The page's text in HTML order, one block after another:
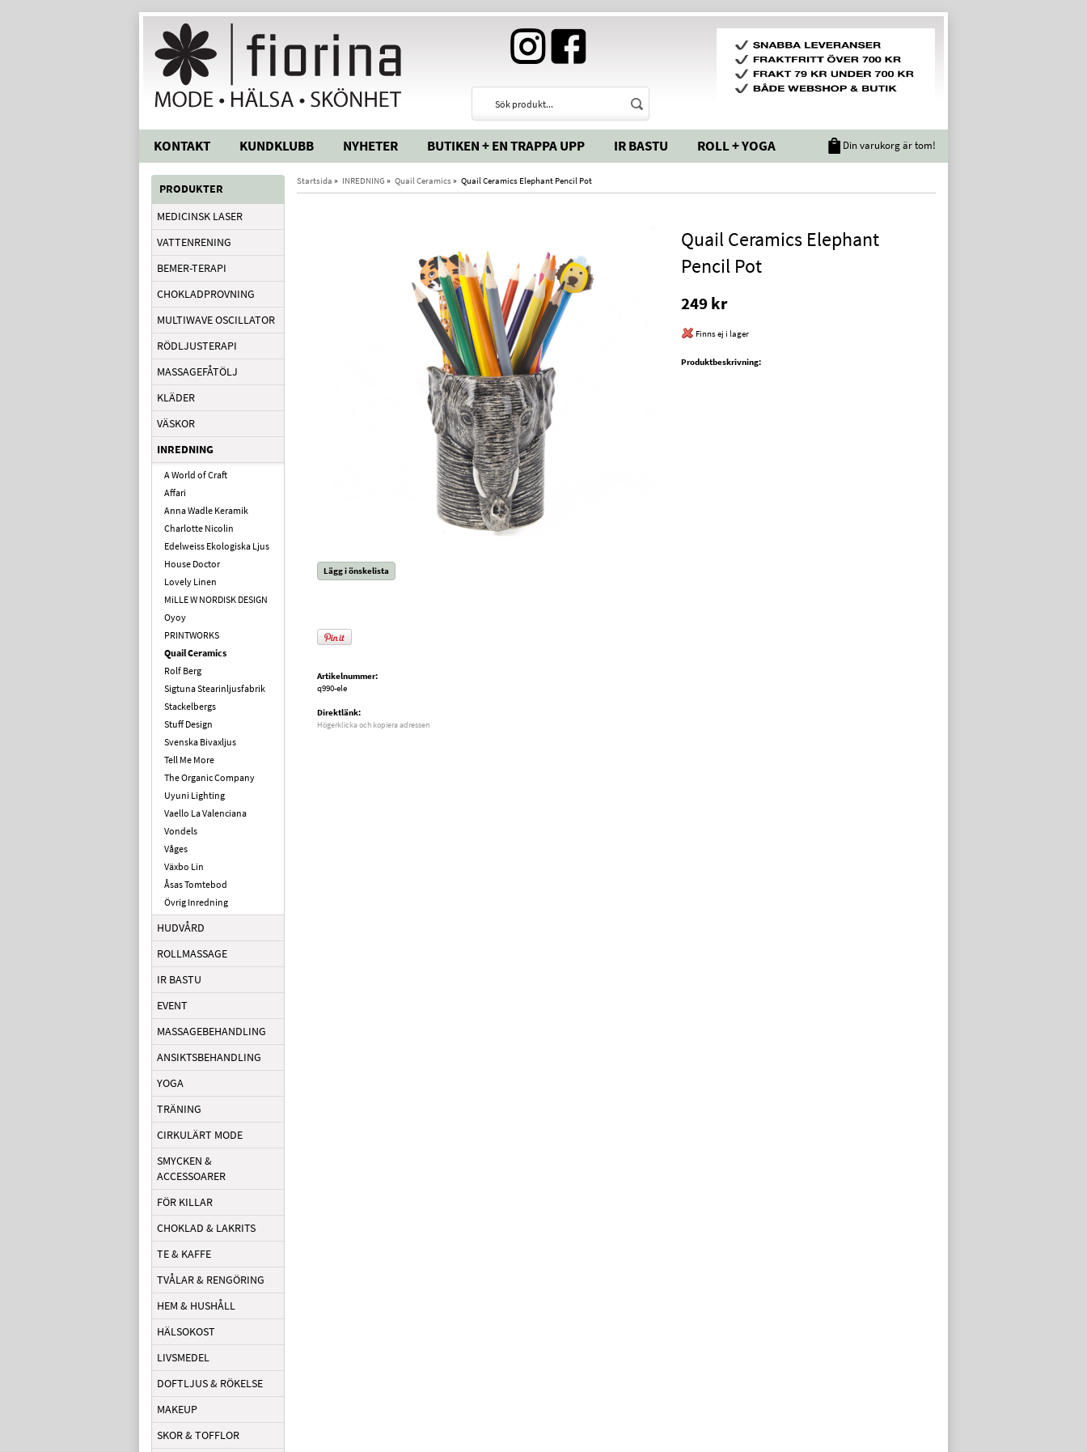
KONTAKT KUNDKLUBB NYHETER BUTIKEN + EN TRAPPA UPP IR BASTU ROLL + YOGA Din varukorg är tom!
PRODUKTER
MEDICINSK LASER
VATTENRENING
BEMER-TERAPI
CHOKLADPROVNING
MULTIWAVE OSCILLATOR
RÖDLJUSTERAPI
MASSAGEFÅTÖLJ
KLÄDER
VÄSKOR
INREDNING
A World of Craft
Affari
Anna Wadle Keramik
Charlotte Nicolin
Edelweiss Ekologiska Ljus
House Doctor
Lovely Linen
MiLLE W NORDISK DESIGN
Oyoy
PRINTWORKS
Quail Ceramics
Rolf Berg
Sigtuna Stearinljusfabrik
Stackelbergs
Stuff Design
Svenska Bivaxljus
Tell Me More
The Organic Company
Uyuni Lighting
Vaello La Valenciana
Vondels
Våges
Växbo Lin
Åsas Tomtebod
Övrig Inredning
HUDVÅRD
ROLLMASSAGE
IR BASTU
EVENT
MASSAGEBEHANDLING
ANSIKTSBEHANDLING
YOGA
TRÄNING
CIRKULÄRT MODE
SMYCKEN &
ACCESSOARER
FÖR KILLAR
CHOKLAD & LAKRITS
TE & KAFFE
TVÅLAR & RENGÖRING
HEM & HUSHÅLL
HÄLSOKOST
LIVSMEDEL
DOFTLJUS & RÖKELSE
MAKEUP
SKOR & TOFFLOR
Startsida » INREDNING » Quail Ceramics» Quail Ceramics Elephant Pencil Pot
Lägg i önskelista
Artikelnummer:
q990-ele
Direktlänk:
Högerklicka och kopiera adressen
Quail Ceramics Elephant
Pencil Pot
249 kr
Finns ej i lager
Produktbeskrivning: